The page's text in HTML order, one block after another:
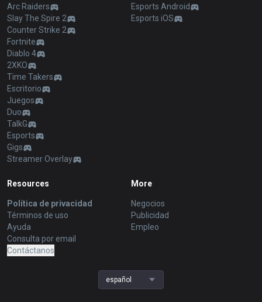
Arc Raiders
Slay The Spire 2
Counter Strike 2
Fortnite
Diablo 4
2XKO
Time Takers
Escritorio
Juegos
Duo
TalkG
Esports
Gigs
Streamer Overlay
Esports Android
Esports iOS
Resources
Política de privacidad
Términos de uso
Ayuda
Consulta por email
Contáctanos
More
Negocios
Publicidad
Empleo
español